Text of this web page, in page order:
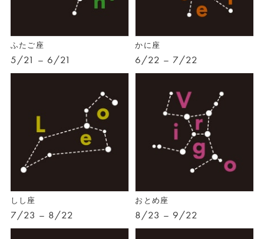
ふたご座
5/21 – 6/21
かに座
6/22 – 7/22
しし座
7/23 – 8/22
おとめ座
8/23 – 9/22